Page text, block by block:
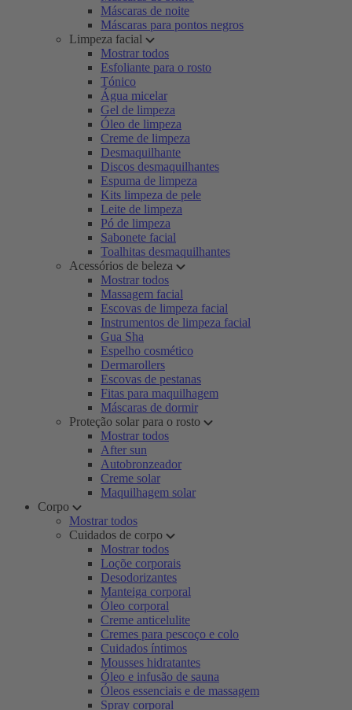
Máscaras de noite
Máscaras para pontos negros
Limpeza facial
Mostrar todos
Esfoliante para o rosto
Tónico
Água micelar
Gel de limpeza
Óleo de limpeza
Creme de limpeza
Desmaquilhante
Discos desmaquilhantes
Espuma de limpeza
Kits limpeza de pele
Leite de limpeza
Pó de limpeza
Sabonete facial
Toalhitas desmaquilhantes
Acessórios de beleza
Mostrar todos
Massagem facial
Escovas de limpeza facial
Instrumentos de limpeza facial
Gua Sha
Espelho cosmético
Dermarollers
Escovas de pestanas
Fitas para maquilhagem
Máscaras de dormir
Proteção solar para o rosto
Mostrar todos
After sun
Autobronzeador
Creme solar
Maquilhagem solar
Corpo
Mostrar todos
Cuidados de corpo
Mostrar todos
Loçõe corporais
Desodorizantes
Manteiga corporal
Óleo corporal
Creme anticelulite
Cremes para pescoço e colo
Cuidados íntimos
Mousses hidratantes
Óleo e infusão de sauna
Óleos essenciais e de massagem
Spray corporal